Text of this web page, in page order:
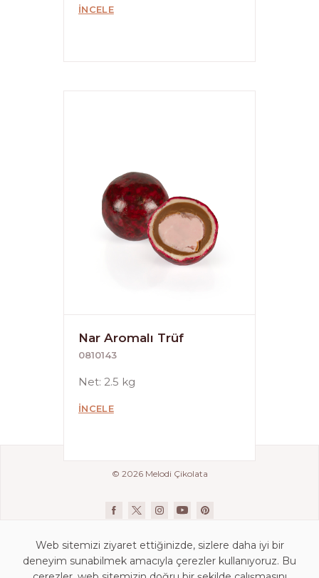
İNCELE
Nar Aromalı Trüf
0810143
Net: 2.5 kg
İNCELE
© 2026 Melodi Çikolata
Web sitemizi ziyaret ettiğinizde, sizlere daha iyi bir
deneyim sunabilmek amacıyla çerezler kullanıyoruz. Bu